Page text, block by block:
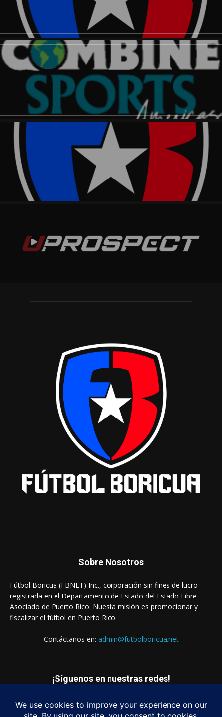
Sobre Nosotros
Fútbol Boricua (FBNET) Inc., corporación sin fines de lucro
registrada en el Departamento de Estado del Estado Libre
Asociado de Puerto Rico. Nuesta misión es promocionar y
fiscalizar el fútbol en Puerto Rico.
Contáctanos en: admin@futbolboricua.net
¡Síguenos en nuestras redes!